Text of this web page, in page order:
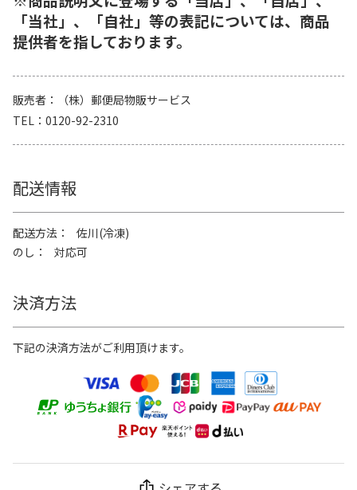
「当社」、「自社」等の表記については、商品
提供者を指しております。
販売者
（株）郵便局物販サービス
TEL
0120-92-2310
配送情報
配送方法
佐川(冷凍)
のし
対応可
決済方法
下記の決済方法がご利用頂けます。